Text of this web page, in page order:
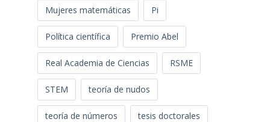
Mujeres matemáticas Pi
Política científica Premio Abel
Real Academia de Ciencias RSME
STEM teoría de nudos
teoría de números tesis doctorales